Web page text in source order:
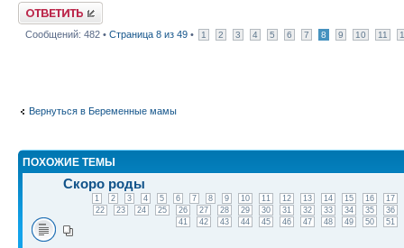
Ответить
Сообщений: 482 • Страница 8 из 49 • 1 2 3 4 5 6 7 8 9 10 11
Вернуться в Беременные мамы
ПОХОЖИЕ ТЕМЫ
Скоро роды
1 2 3 4 5 6 7 8 9 10 11 12 13 14 15 16
17
22
23 24 25 26 27 28 29 30 31 32 33 34 35
36
41
42 43 44 45 46 47 48 49 50 51